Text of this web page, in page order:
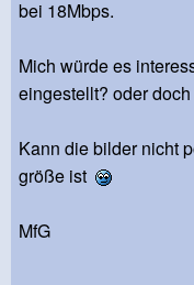
bei 18Mbps.
Mich würde es
eingestellt? oder
Kann die bilder nicht
größe ist
MfG